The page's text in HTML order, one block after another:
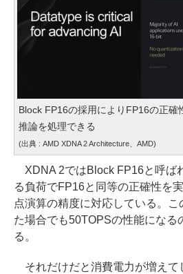
Block FP16の採用によりFP16の正確
推論を処理できる
(出典 : AMD XDNA 2 Architecture、AMD)
XDNA 2ではBlock FP16と呼ば
る負荷でFP16と同等の正確性を
点演算の精度に対応している。
た場合でも50TOPSの性能になる
る。
それだけだと消費電力が増えて